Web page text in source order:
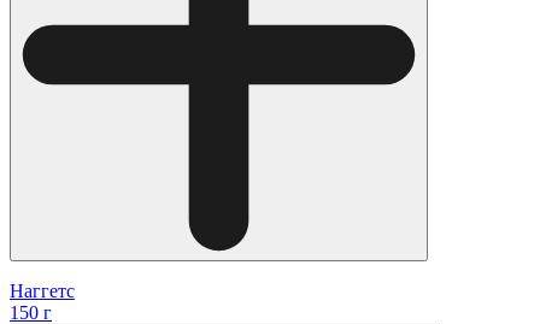
Наггетс
150 г